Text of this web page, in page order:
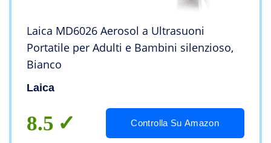
Laica MD6026 Aerosol a Ultrasuoni
Portatile per Adulti e Bambini silenzioso,
Bianco
Laica
8.5 Controlla Su Amazon